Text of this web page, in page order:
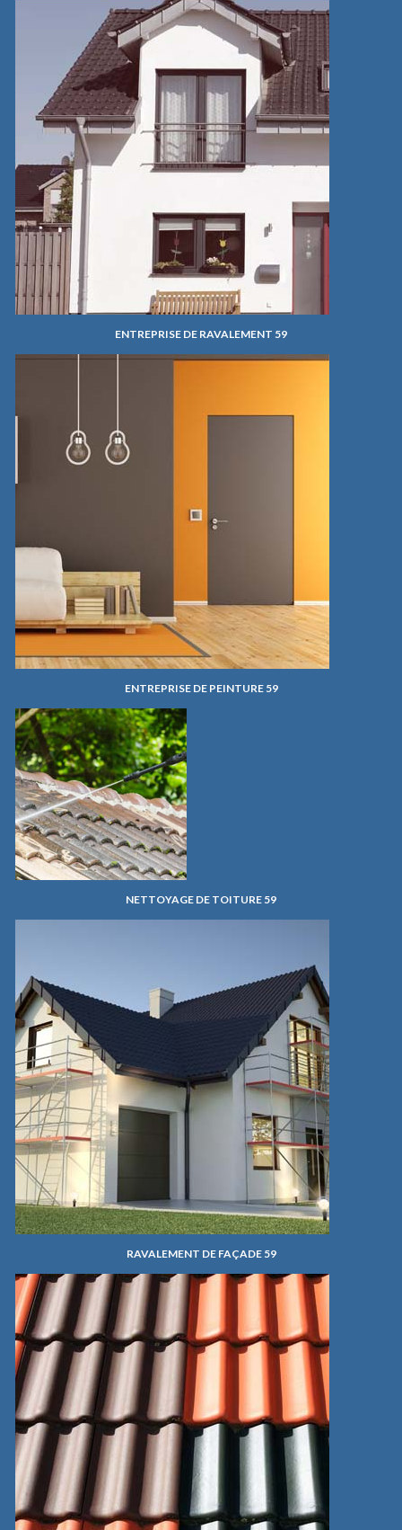
ENTREPRISE DE RAVALEMENT 59
ENTREPRISE DE PEINTURE 59
NETTOYAGE DE TOITURE 59
RAVALEMENT DE FAÇADE 59